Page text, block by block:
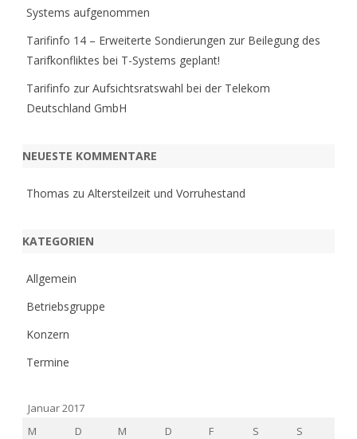
Systems aufgenommen
Tarifinfo 14 – Erweiterte Sondierungen zur Beilegung des
Tarifkonfliktes bei T-Systems geplant!
Tarifinfo zur Aufsichtsratswahl bei der Telekom
Deutschland GmbH
NEUESTE KOMMENTARE
Thomas zu Altersteilzeit und Vorruhestand
KATEGORIEN
Allgemein
Betriebsgruppe
Konzern
Termine
Januar 2017
M
D M D F S
S